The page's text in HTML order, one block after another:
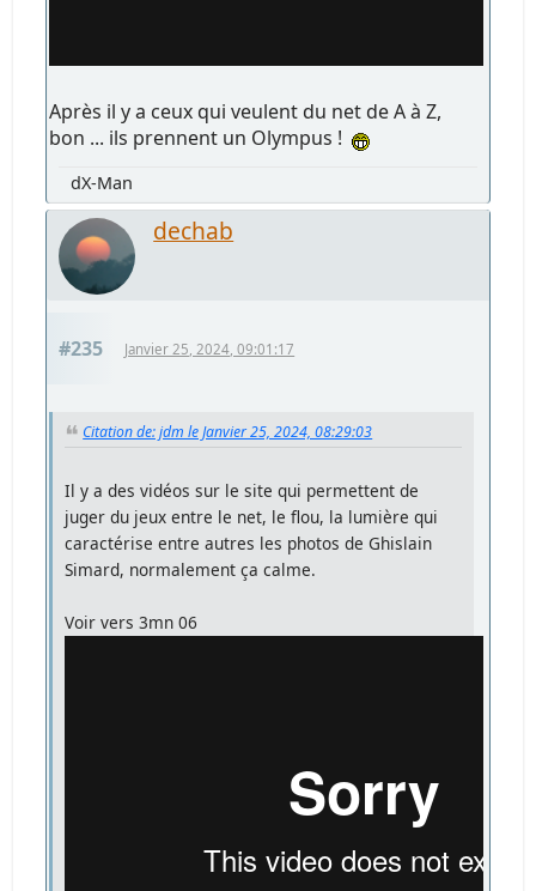
Après il y a ceux qui veulent du net de A à Z,
bon ... ils prennent un Olympus !
dX-Man
dechab
#235 Janvier 25, 2024, 09:01:17
Citation de: jdm le Janvier 25, 2024, 08:29:03
Il y a des vidéos sur le site qui permettent de
juger du jeux entre le net, le flou, la lumière qui
caractérise entre autres les photos de Ghislain
Simard, normalement ça calme.
Voir vers 3mn 06